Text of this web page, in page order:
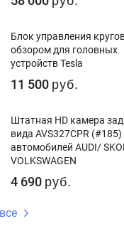
Блок управления
обзором для головных
устройств Tesla
11 500 руб.
Штатная HD камера
вида AVS327CPR (#185)
автомобилей AUDI/
VOLKSWAGEN
4 690 руб.